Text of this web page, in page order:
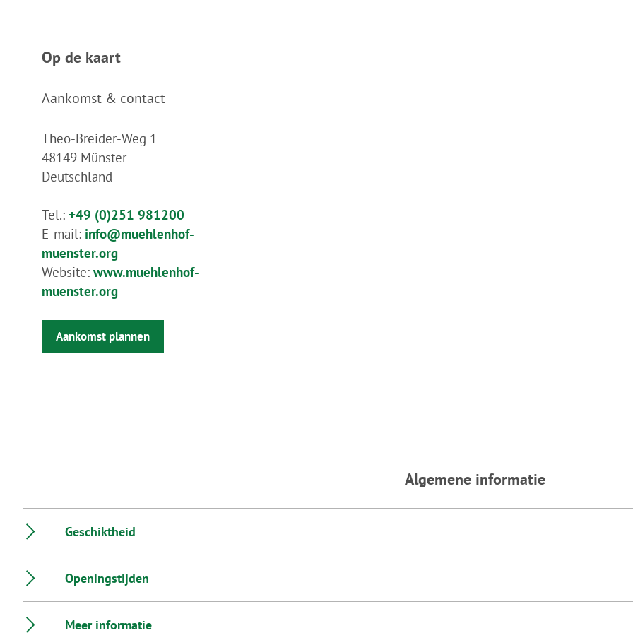
Op de kaart
Aankomst & contact
Theo-Breider-Weg 1
48149 Münster
Deutschland
Tel.: +49 (0)251 981200
E-mail: info@muehlenhof-
muenster.org
Website: www.muehlenhof-
muenster.org
Aankomst plannen
Algemene informatie
Geschiktheid
Openingstijden
Meer informatie